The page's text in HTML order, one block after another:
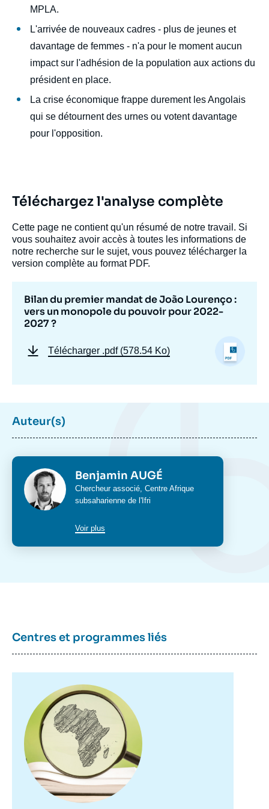
MPLA.
L'arrivée de nouveaux cadres - plus de jeunes et
davantage de femmes - n'a pour le moment aucun
impact sur l'adhésion de la population aux actions du
président en place.
La crise économique frappe durement les Angolais
qui se détournent des urnes ou votent davantage
pour l'opposition.
Téléchargez l'analyse complète
Cette page ne contient qu'un résumé de notre travail. Si
vous souhaitez avoir accès à toutes les informations de
notre recherche sur le sujet, vous pouvez télécharger la
version complète au format PDF.
Bilan du premier mandat de João Lourenço :
vers un monopole du pouvoir pour 2022-
2027 ?
Télécharger .pdf (578.54 Ko)
Auteur(s)
Photo Benjamin AUGÉ
Intitulé
du
Chercheur associé, Centre Afrique
subsaharienne de l'Ifri
Voir plus
Centres et programmes liés
principale
publication
Benjamin AUGÉ, « Bilan du premier mandat
de João Lourenço : vers un monopole du
17 février 2023.
Copier